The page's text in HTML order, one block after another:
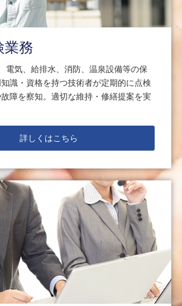
業務
電気、給排水、消防、温泉設備等の保
識・資格を持つ技術者が定期的に点検
障を察知。適切な維持・修繕提案を実
詳しくはこちら